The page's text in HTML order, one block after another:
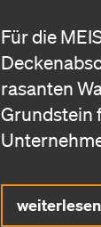
Für die
rasanten
Grundstein
weiterlesen